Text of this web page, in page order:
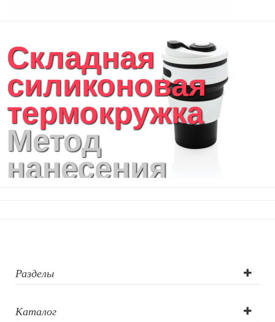
Складная
силиконовая
термокружка
Метод
нанесения
Разделы
Каталог